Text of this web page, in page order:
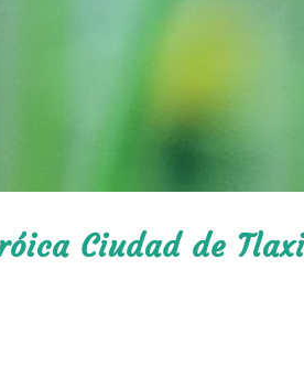
Ciudad de